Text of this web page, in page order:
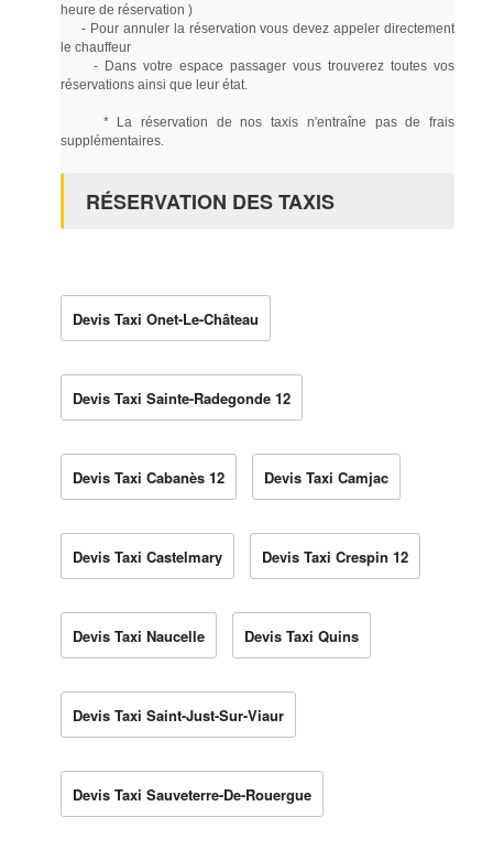
heure de réservation )
- Pour annuler la réservation vous devez appeler directement
le chauffeur
- Dans votre espace passager vous trouverez toutes vos
réservations ainsi que leur état.
* La réservation de nos taxis n'entraîne pas de frais
supplémentaires.
RÉSERVATION DES TAXIS
Devis Taxi Onet-Le-Château
Devis Taxi Sainte-Radegonde 12
Devis Taxi Cabanès 12 Devis Taxi Camjac
Devis Taxi Castelmary Devis Taxi Crespin 12
Devis Taxi Naucelle Devis Taxi Quins
Devis Taxi Saint-Just-Sur-Viaur
Devis Taxi Sauveterre-De-Rouergue